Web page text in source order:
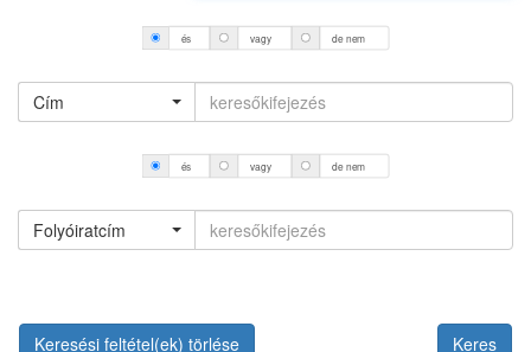
és vagy de nem
Cím
és vagy de nem
Folyóiratcím
Keresési feltétel(ek) törlése